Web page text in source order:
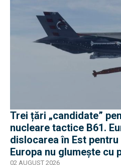
Trei țări „candidate”
nucleare tactice B61.
dislocarea în Est
Europa nu glumește cu
02 AUGUST 2026